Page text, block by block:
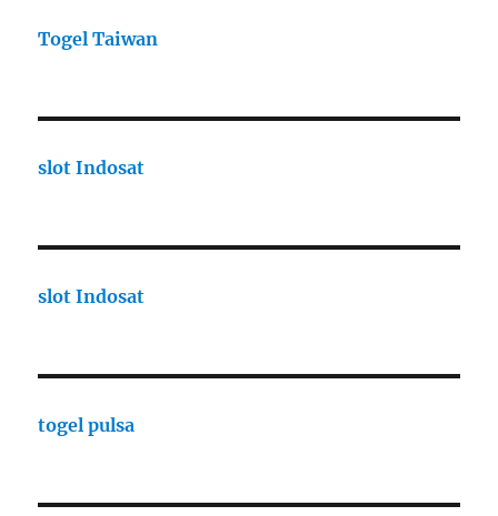
Togel Taiwan
slot Indosat
slot Indosat
togel pulsa